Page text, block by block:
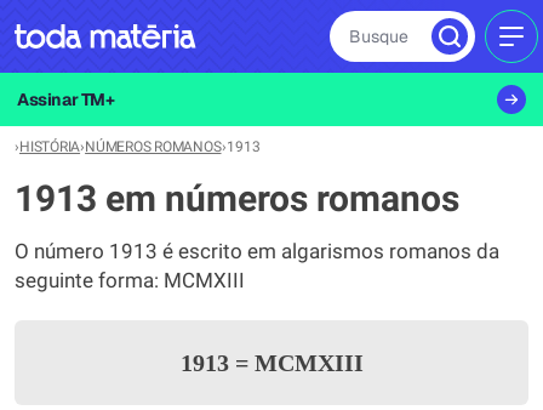
Busque
Assinar TM+
›HISTÓRIA›NÚMEROS ROMANOS›1913
1913 em números romanos
O número 1913 é escrito em algarismos romanos da
seguinte forma: MCMXIII
1913 =MCMXIII